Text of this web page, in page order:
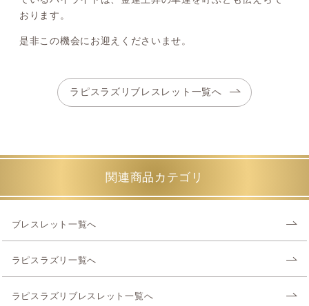
おります。
是非この機会にお迎えくださいませ。
ラピスラズリブレスレット一覧へ
関連商品カテゴリ
ブレスレット一覧へ
ラピスラズリ一覧へ
ラピスラズリブレスレット一覧へ